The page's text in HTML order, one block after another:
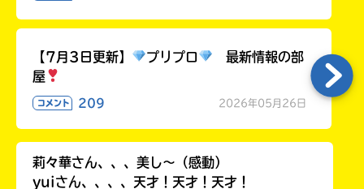
【7月3日更新】 プリプロ
最新情報の部
屋
コメント 209 2026年05月26日
莉々華さん、、、美し〜（感動）
yuiさん、、、、天才！天才！天才！